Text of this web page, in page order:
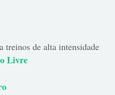
treinos de alta intensidade
Livre